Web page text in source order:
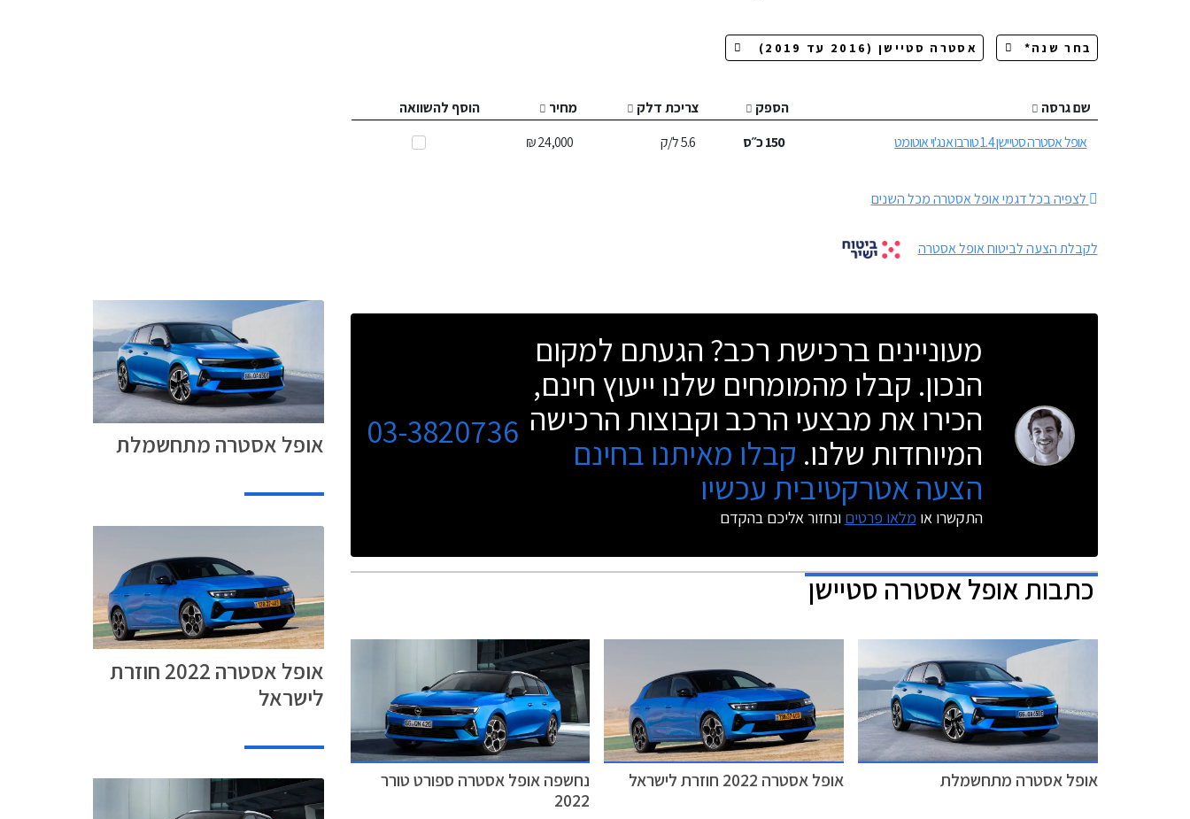
שם גרסה הספק צריכת דלק מחיר
הוסף להשוואה
אופל אסטרה סטיישן 1.4 טורבו אנג'וי אוטומט
150כ״ס 5.6ל/ק 24,000 ₪
לצפיה בכל דגמי אופל אסטרה מכל השנים
לקבלת הצעה לביטוח אופל אסטרה
מעוניינים ברכישת רכב? הגעתם למקום
הנכון. קבלו מהמומחים שלנו ייעוץ חינם,
הכירו את מבצעי הרכב וקבוצות הרכישה
המיוחדות שלנו. קבלו מאיתנו בחינם
הצעה אטרקטיבית עכשיו
התקשרו או מלאו פרטים ונחזור אליכם בהקדם
03-3820736
כתבותאופל אסטרה סטיישן
אופל אסטרה מתחשמלת אופל אסטרה 2022 חוזרת לישראל
נחשפה אופל אסטרה ספורט טורר
2022
אופל אסטרה מתחשמלת
אופל אסטרה 2022 חוזרת
לישראל